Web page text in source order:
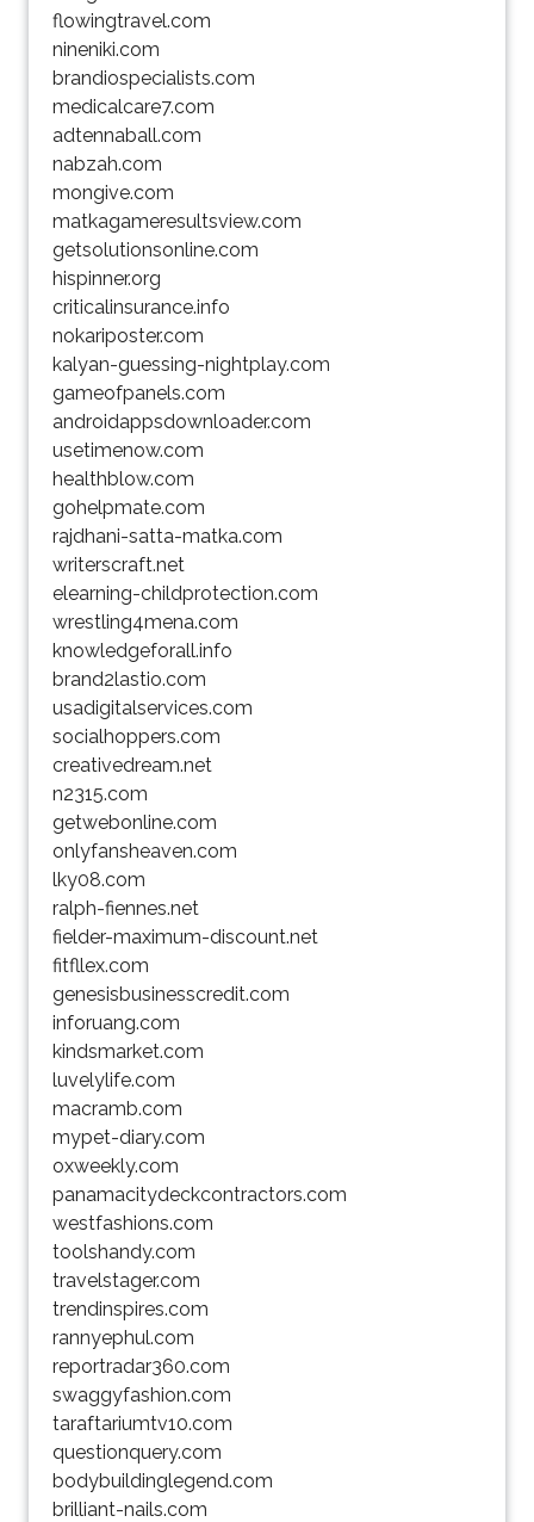
flowingtravel.com
nineniki.com
brandiospecialists.com
medicalcare7.com
adtennaball.com
nabzah.com
mongive.com
matkagameresultsview.com
getsolutionsonline.com
hispinner.org
criticalinsurance.info
nokariposter.com
kalyan-guessing-nightplay.com
gameofpanels.com
androidappsdownloader.com
usetimenow.com
healthblow.com
gohelpmate.com
rajdhani-satta-matka.com
writerscraft.net
elearning-childprotection.com
wrestling4mena.com
knowledgeforall.info
brand2lastio.com
usadigitalservices.com
socialhoppers.com
creativedream.net
n2315.com
getwebonline.com
onlyfansheaven.com
lky08.com
ralph-fiennes.net
fielder-maximum-discount.net
fitfllex.com
genesisbusinesscredit.com
inforuang.com
kindsmarket.com
luvelylife.com
macramb.com
mypet-diary.com
oxweekly.com
panamacitydeckcontractors.com
westfashions.com
toolshandy.com
travelstager.com
trendinspires.com
rannyephul.com
reportradar360.com
swaggyfashion.com
taraftariumtv10.com
questionquery.com
bodybuildinglegend.com
brilliant-nails.com